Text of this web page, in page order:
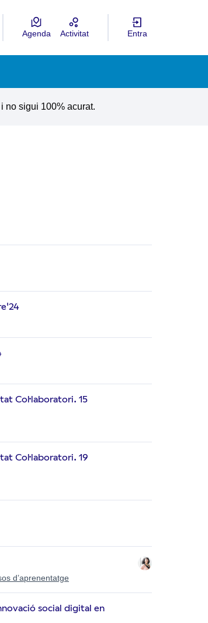
Agenda Activitat Entra
no sigui 100% acurat.
Col·laboratori. 15
Col·laboratori. 19
d’aprenentatge
social digital en